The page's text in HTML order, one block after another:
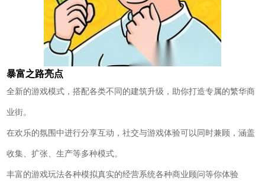
暴富之路亮点
全新的游戏模式，搭配各类不同的建筑升级，助你打造专属的繁华商
业街。
在欢乐的氛围中进行分享互动，社交与游戏体验可以同时兼顾，涵盖
收集、扩张、生产等多种模式。
丰富的游戏玩法各种模拟真实的经营系统各种商业顾问等你体验